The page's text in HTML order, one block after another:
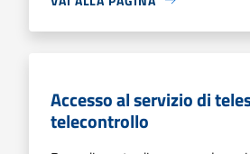
Accesso al servizio di
telecontrollo